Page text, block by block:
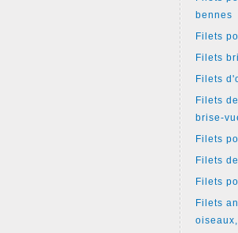
bennes
Filets
Filets
Filets
Filets
brise-
Filets
Filets
Filets
Filets